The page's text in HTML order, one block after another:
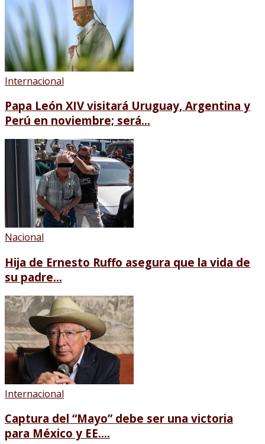
Internacional
Papa León XIV visitará Uruguay, Argentina y
Perú en noviembre; será...
Nacional
Hija de Ernesto Ruffo asegura que la vida de
su padre...
Internacional
Captura del “Mayo” debe ser una victoria
para México y EE....